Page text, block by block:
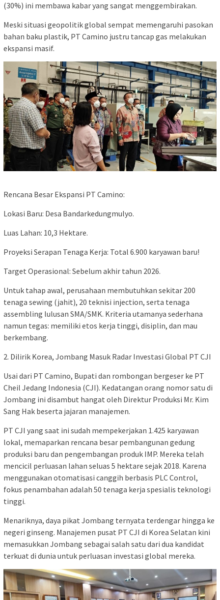
(30%) ini membawa kabar yang sangat menggembirakan.
​Meski situasi geopolitik global sempat memengaruhi pasokan
bahan baku plastik, PT Camino justru tancap gas melakukan
ekspansi masif.
​Rencana Besar Ekspansi PT Camino:
​Lokasi Baru: Desa Bandarkedungmulyo.
​Luas Lahan: 10,3 Hektare.
​Proyeksi Serapan Tenaga Kerja: Total 6.900 karyawan baru!
​Target Operasional: Sebelum akhir tahun 2026.
​Untuk tahap awal, perusahaan membutuhkan sekitar 200
tenaga sewing (jahit), 20 teknisi injection, serta tenaga
assembling lulusan SMA/SMK. Kriteria utamanya sederhana
namun tegas: memiliki etos kerja tinggi, disiplin, dan mau
berkembang.
​2. Dilirik Korea, Jombang Masuk Radar Investasi Global PT CJI
​Usai dari PT Camino, Bupati dan rombongan bergeser ke PT
Cheil Jedang Indonesia (CJI). Kedatangan orang nomor satu di
Jombang ini disambut hangat oleh Direktur Produksi Mr. Kim
Sang Hak beserta jajaran manajemen.
​PT CJI yang saat ini sudah mempekerjakan 1.425 karyawan
lokal, memaparkan rencana besar pembangunan gedung
produksi baru dan pengembangan produk IMP. Mereka telah
mencicil perluasan lahan seluas 5 hektare sejak 2018. Karena
menggunakan otomatisasi canggih berbasis PLC Control,
fokus penambahan adalah 50 tenaga kerja spesialis teknologi
tinggi.
​Menariknya, daya pikat Jombang ternyata terdengar hingga ke
negeri ginseng. Manajemen pusat PT CJI di Korea Selatan kini
memasukkan Jombang sebagai salah satu dari dua kandidat
terkuat di dunia untuk perluasan investasi global mereka.